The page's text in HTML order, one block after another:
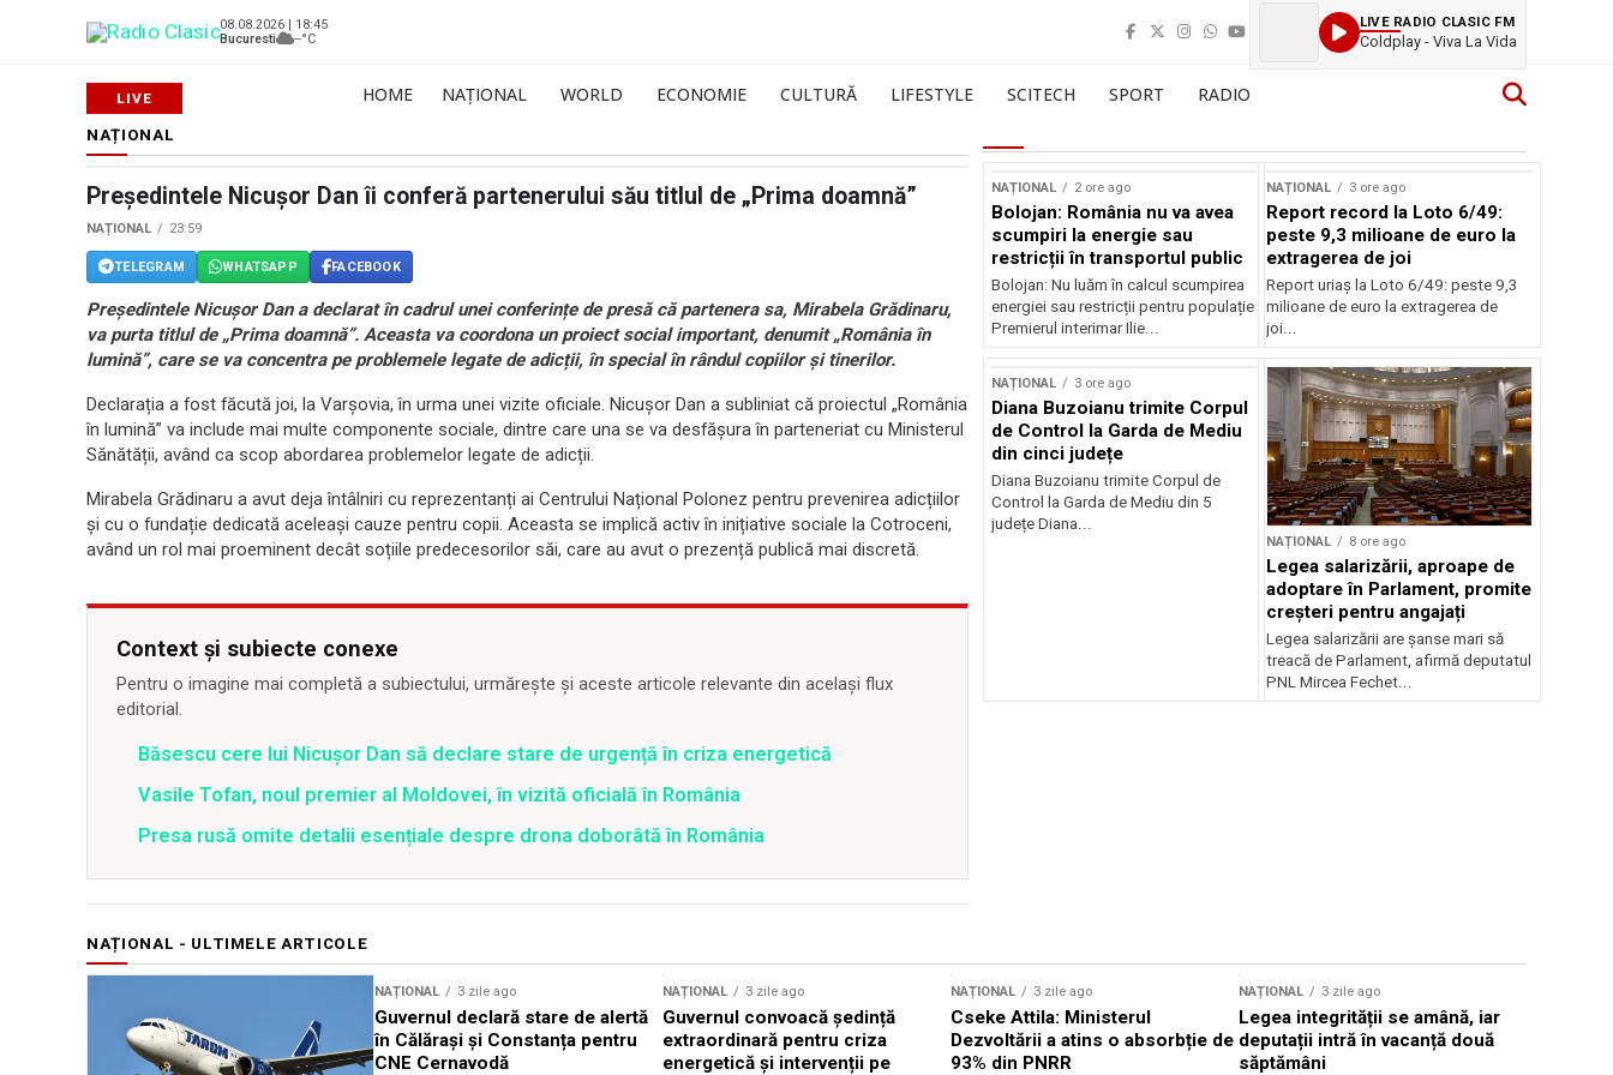
08.08.2026 | 18:45
Bucuresti
--°C
LIVE RADIO CLASIC FM
Coldplay - Viva La Vida
HOME NAȚIONAL WORLD ECONOMIE CULTURĂ LIFESTYLE SCITECH SPORT RADIO
NAȚIONAL
Președintele Nicușor Dan îi conferă partenerului său titlul de „Prima doamnă”
NAȚIONAL 23:59
TELEGRAM WHATSAPP FACEBOOK
Președintele Nicușor Dan a declarat în cadrul unei conferințe de presă că partenera sa, Mirabela Grădinaru,
va purta titlul de „Prima doamnă”. Aceasta va coordona un proiect social important, denumit „România în
lumină”, care se va concentra pe problemele legate de adicții, în special în rândul copiilor și tinerilor.
Declarația a fost făcută joi, la Varșovia, în urma unei vizite oficiale. Nicușor Dan a subliniat că proiectul „România
în lumină” va include mai multe componente sociale, dintre care una se va desfășura în parteneriat cu Ministerul
Sănătății, având ca scop abordarea problemelor legate de adicții.
Mirabela Grădinaru a avut deja întâlniri cu reprezentanți ai Centrului Național Polonez pentru prevenirea adicțiilor
și cu o fundație dedicată aceleași cauze pentru copii. Aceasta se implică activ în inițiative sociale la Cotroceni,
având un rol mai proeminent decât soțiile predecesorilor săi, care au avut o prezență publică mai discretă.
Context și subiecte conexe
Pentru o imagine mai completă a subiectului, urmărește și aceste articole relevante din același flux
editorial.
Băsescu cere lui Nicușor Dan să declare stare de urgență în criza energetică
Vasile Tofan, noul premier al Moldovei, în vizită oficială în România
Presa rusă omite detalii esențiale despre drona doborâtă în România
NAȚIONAL 2 ore ago
Bolojan: România nu va avea
scumpiri la energie sau
restricții în transportul public
Bolojan: Nu luăm în calcul scumpirea
energiei sau restricții pentru populație
Premierul interimar Ilie...
NAȚIONAL 3 ore ago
Report record la Loto 6/49:
peste 9,3 milioane de euro la
extragerea de joi
Report uriaș la Loto 6/49: peste 9,3
milioane de euro la extragerea de
joi...
NAȚIONAL 3 ore ago
Diana Buzoianu trimite Corpul
de Control la Garda de Mediu
din cinci județe
Diana Buzoianu trimite Corpul de
Control la Garda de Mediu din 5
județe Diana...
NAȚIONAL 8 ore ago
Legea salarizării, aproape de
adoptare în Parlament, promite
creșteri pentru angajați
Legea salarizării are șanse mari să
treacă de Parlament, afirmă deputatul
PNL Mircea Fechet...
NAȚIONAL - ULTIMELE ARTICOLE
NAȚIONAL 3 zile ago
Guvernul declară stare de alertă
în Călărași și Constanța pentru
CNE Cernavodă
NAȚIONAL 3 zile ago
Guvernul convoacă ședință
extraordinară pentru criza
energetică și intervenții pe
NAȚIONAL 3 zile ago
Cseke Attila: Ministerul
Dezvoltării a atins o absorbție de
93% din PNRR
NAȚIONAL 3 zile ago
Legea integrității se amână, iar
deputații intră în vacanță două
săptămâni